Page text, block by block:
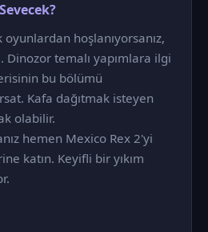
hoşlanıyorsanız,
Dinozor temalı yapımlara ilgi
bu bölümü
Kafa dağıtmak isteyen
olabilir.
hemen Mexico Rex 2'yi
katın. Keyifli bir yıkım